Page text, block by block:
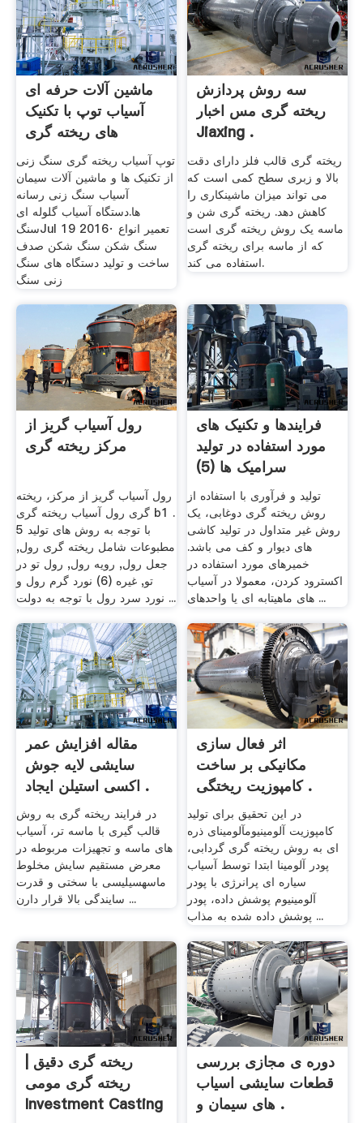
ماشین آلات حرفه ای
آسیاب توپ با تکنیک
های ریخته گری
توپ آسیاب ریخته گری سنگ زنی
از تکنیک ها و ماشین آلات سیمان
آسیاب سنگ زنی رسانه
ها.‫دستگاه آسیاب گلوله ای
سنگ‬‎Jul 19 2016· تعمیر انواع
سنگ شکن سنگ شکن صدف
ساخت و تولید دستگاه های سنگ
زنی سنگ
سه روش پردازش
ریخته گری مس اخبار
Jiaxing .
ریخته گری قالب فلز دارای دقت
بالا و زبری سطح کمی است که
می تواند میزان ماشینکاری را
کاهش دهد. ریخته گری شن و
ماسه یک روش ریخته گری است
که از ماسه برای ریخته گری
استفاده می کند.
رول آسیاب گریز از
مرکز ریخته گری
رول آسیاب گریز از مرکز، ریخته
گری رول آسیاب ریخته گری b1 .
5 با توجه به روش های تولید
مطبوعات شامل ریخته گری رول,
جعل رول, رویه رول, رول تو در
تو, غیره (6) نورد گرم رول و
نورد سرد رول با توجه به دولت ...
فرایندها و تکنیک های
مورد استفاده در تولید
سرامیک ها (5)
تولید و فرآوری با استفاده از
روش ریخته گری دوغابی، یک
روش غیر متداول در تولید کاشی
های دیوار و کف می باشد.
خمیرهای مورد استفاده در
اکسترود کردن، معمولا در آسیاب
های ماهیتابه ای یا واحدهای ...
مقاله افزایش عمر
سایشی لایه جوش
اکسی استیلن ایجاد .
در فرایند ریخته گری به روش
قالب گیری با ماسه تر، آسیاب
های ماسه و تجهیزات مربوطه در
معرض مستقیم سایش مخلوط
ماسهسیلیسی با سختی و قدرت
سایندگی بالا قرار دارن ...
اثر فعال سازی
مکانیکی بر ساخت
کامپوزیت ریختگی .
در این تحقیق برای تولید
کامپوزیت آلومینیومآلومینای ذره
ای به روش ریخته گری گردابی،
پودر آلومینا ابتدا توسط آسیاب
سیاره ای پرانرژی با پودر
آلومینیوم پوشش داده، پودر
پوشش داده شده به مذاب ...
ریخته گری دقیق |
ریخته گری مومی
Investment Casting
دوره ی مجازی بررسی
قطعات سایشی اسیاب
های سیمان و .